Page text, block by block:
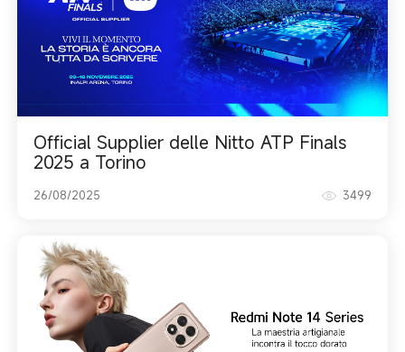
Official Supplier delle Nitto ATP Finals
2025 a Torino
26/08/2025 3499